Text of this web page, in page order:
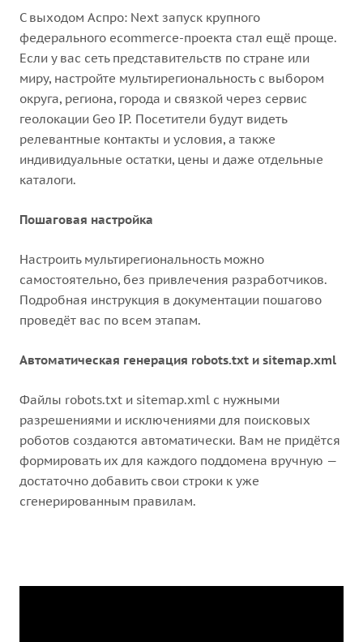
С выходом Аспро: Next запуск крупного
федерального ecommerce-проекта стал ещё проще.
Если у вас сеть представительств по стране или
миру, настройте мультирегиональность с выбором
округа, региона, города и связкой через сервис
геолокации Geo IP. Посетители будут видеть
релевантные контакты и условия, а также
индивидуальные остатки, цены и даже отдельные
каталоги.
Пошаговая настройка
Настроить мультирегиональность можно
самостоятельно, без привлечения разработчиков.
Подробная инструкция в документации пошагово
проведёт вас по всем этапам.
Автоматическая генерация robots.txt и sitemap.xml
Файлы robots.txt и sitemap.xml с нужными
разрешениями и исключениями для поисковых
роботов создаются автоматически. Вам не придётся
формировать их для каждого поддомена вручную —
достаточно добавить свои строки к уже
сгенерированным правилам.